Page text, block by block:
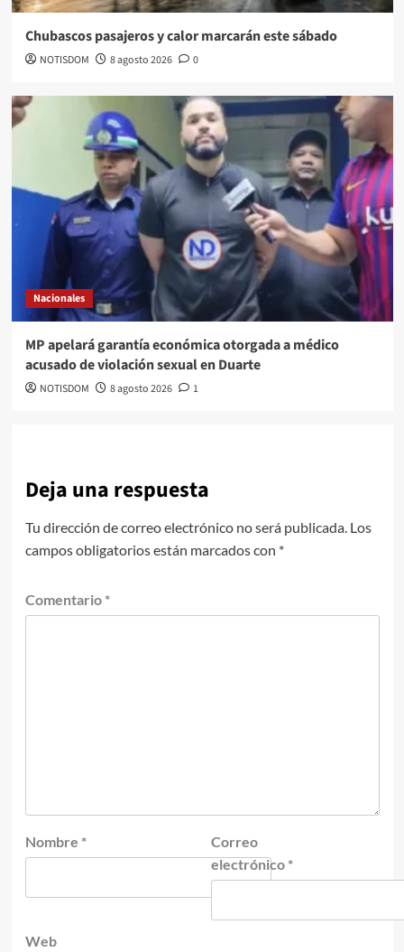
Chubascos pasajeros y calor marcarán este sábado
NOTISDOM 8 agosto 2026 0
Nacionales
MP apelará garantía económica otorgada a médico
acusado de violación sexual en Duarte
NOTISDOM 8 agosto 2026 1
Deja una respuesta
Tu dirección de correo electrónico no será publicada. Los
campos obligatorios están marcados con *
Comentario *
Nombre *
Correo
electrónico *
Web